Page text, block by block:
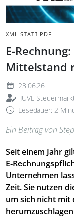
XML STATT PDF
E-
Mittelstand
23.06.26
JUVE
Lesedauer: 2
Ein Beitrag von
Seit einem Jahr
Unternehmen
Zeit. Sie nutzen
um sich nicht mit